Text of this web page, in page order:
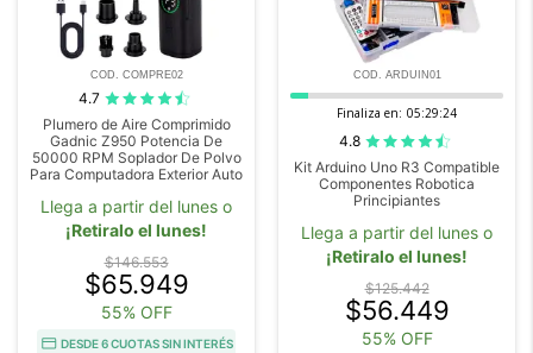
COD. COMPRE02
4.7
Plumero de Aire Comprimido
Gadnic Z950 Potencia De
50000 RPM Soplador De Polvo
Para Computadora Exterior Auto
Llega a partir del lunes o
¡Retiralo el lunes!
$146.553
$65.949
55% OFF
DESDE 6 CUOTAS SIN INTERÉS
COD. ARDUIN01
Finaliza en: 05:29:22
4.8
Kit Arduino Uno R3 Compatible
Componentes Robotica
Principiantes
Llega a partir del lunes o
¡Retiralo el lunes!
$125.442
$56.449
55% OFF